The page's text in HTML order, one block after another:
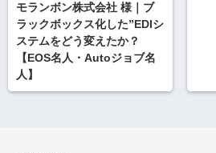
モランボン株式会社 様｜ブ
ラックボックス化した”EDIシ
ステムをどう変えたか？
【EOS名人・Autoジョブ名
人】